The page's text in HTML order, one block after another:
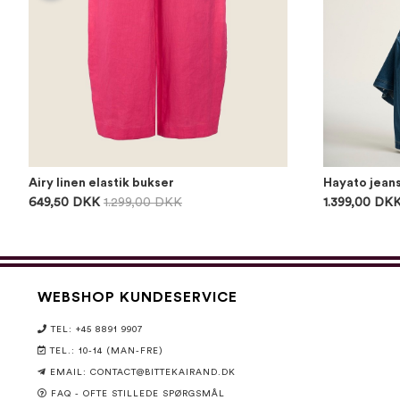
Airy linen elastik bukser
649,50 DKK 1.299,00 DKK
Hayato
1.399,00
WEBSHOP KUNDESERVICE
TEL: +45 8891 9907
TEL.: 10-14 (MAN-FRE)
EMAIL: CONTACT@BITTEKAIRAND.DK
FAQ - OFTE STILLEDE SPØRGSMÅL